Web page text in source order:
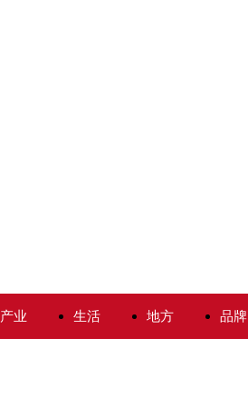
产业 生活 地方 品牌